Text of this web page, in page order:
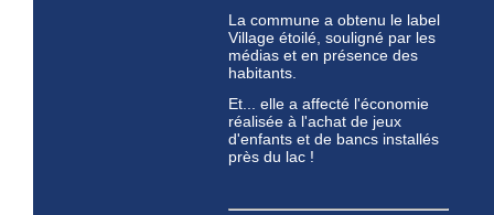
La commune a obtenu le label
Village étoilé, souligné par les
médias et en présence des
habitants.
Et... elle a affecté l'économie
réalisée à l'achat de jeux
d'enfants et de bancs installés
près du lac !